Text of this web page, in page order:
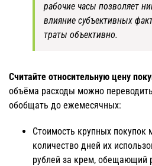
рабочие часы позволяет
влияние субъективных
траты объективно.
Считайте относительную цену
объёма расходы можно
обобщать до ежемесячных:
Стоимость крупных покупок
количество дней их
рублей за крем, обещающий